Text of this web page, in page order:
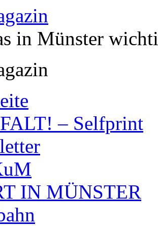
in Münster
– Selfprint
IN MÜNSTER